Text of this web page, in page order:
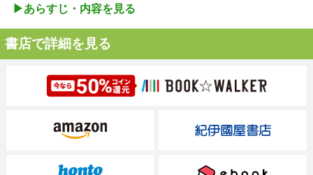
▶︎あらすじ・内容を見る
書店で詳細を見る